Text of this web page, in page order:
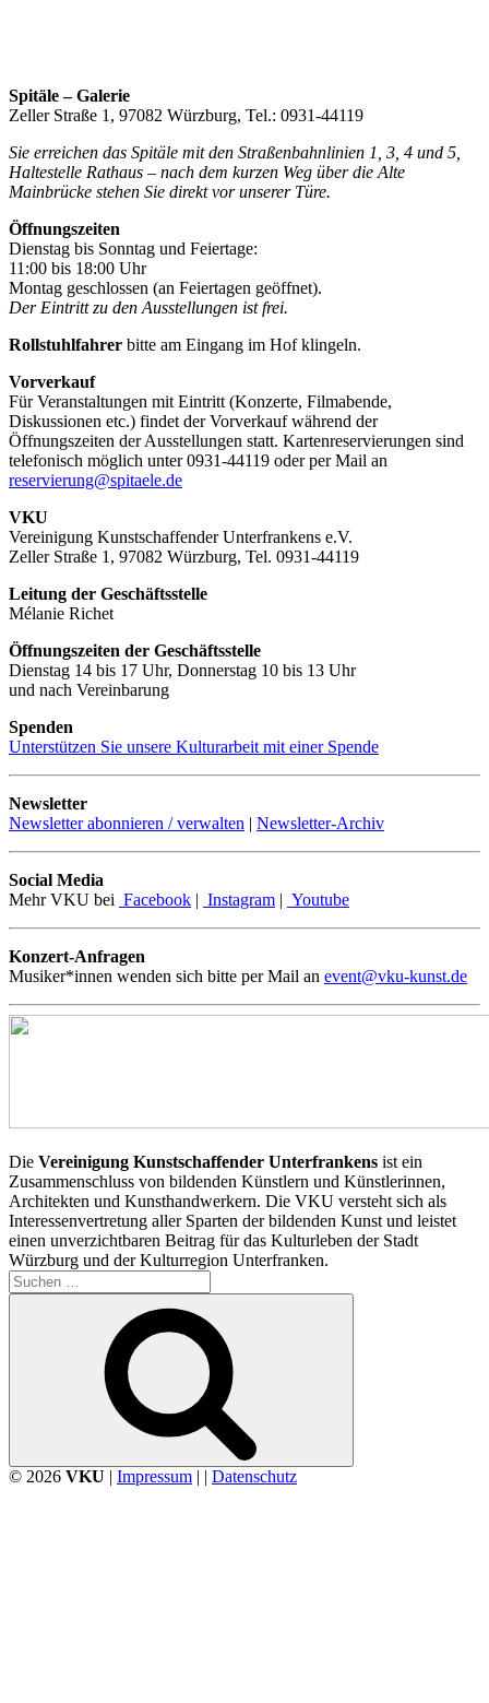
Spitäle – Galerie
Zeller Straße 1, 97082 Würzburg, Tel.: 0931-44119
Sie erreichen das Spitäle mit den Straßenbahnlinien 1, 3, 4 und 5,
Haltestelle Rathaus – nach dem kurzen Weg über die Alte
Mainbrücke stehen Sie direkt vor unserer Türe.
Öffnungszeiten
Dienstag bis Sonntag und Feiertage:
11:00 bis 18:00 Uhr
Montag geschlossen (an Feiertagen geöffnet).
Der Eintritt zu den Ausstellungen ist frei.
Rollstuhlfahrer bitte am Eingang im Hof klingeln.
Vorverkauf
Für Veranstaltungen mit Eintritt (Konzerte, Filmabende,
Diskussionen etc.) findet der Vorverkauf während der
Öffnungszeiten der Ausstellungen statt. Kartenreservierungen sind
telefonisch möglich unter 0931-44119 oder per Mail an
reservierung@spitaele.de
VKU
Vereinigung Kunstschaffender Unterfrankens e.V.
Zeller Straße 1, 97082 Würzburg, Tel. 0931-44119
Leitung der Geschäftsstelle
Mélanie Richet
Öffnungszeiten der Geschäftsstelle
Dienstag 14 bis 17 Uhr, Donnerstag 10 bis 13 Uhr
und nach Vereinbarung
Spenden
Unterstützen Sie unsere Kulturarbeit mit einer Spende
Newsletter
Newsletter abonnieren / verwalten | Newsletter-Archiv
Social Media
Mehr VKU bei Facebook | Instagram | Youtube
Konzert-Anfragen
Musiker*innen wenden sich bitte per Mail an event@vku-kunst.de
Die Vereinigung Kunstschaffender Unterfrankens ist ein
Zusammenschluss von bildenden Künstlern und Künstlerinnen,
Architekten und Kunsthandwerkern. Die VKU versteht sich als
Interessenvertretung aller Sparten der bildenden Kunst und leistet
einen unverzichtbaren Beitrag für das Kulturleben der Stadt
Würzburg und der Kulturregion Unterfranken.
Suchen
nach:
© 2026 VKU | Impressum | | Datenschutz